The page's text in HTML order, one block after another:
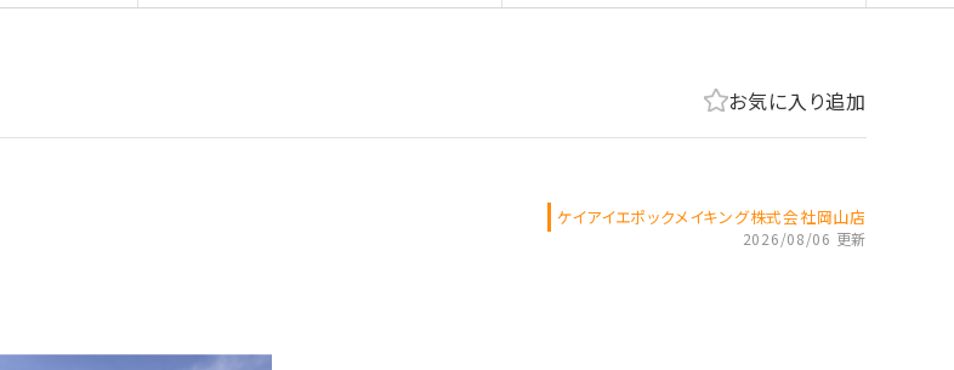
お気に入り追加
ケイアイエポックメイキング株式会社岡山店
2026/08/06 更新